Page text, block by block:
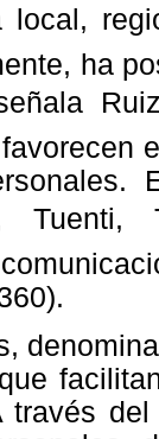
ha
Tuenti,
través